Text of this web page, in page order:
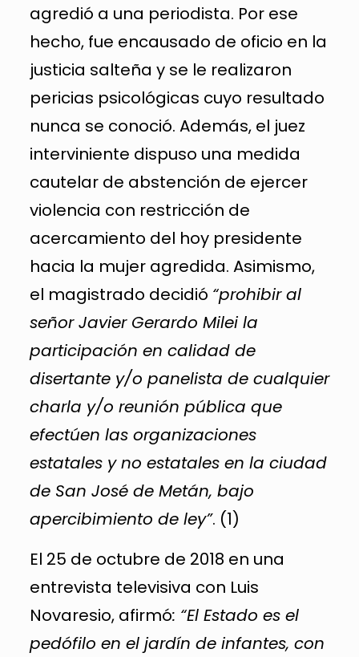
agredió a una periodista. Por ese
hecho, fue encausado de oficio en la
justicia salteña y se le realizaron
pericias psicológicas cuyo resultado
nunca se conoció. Además, el juez
interviniente dispuso una medida
cautelar de abstención de ejercer
violencia con restricción de
acercamiento del hoy presidente
hacia la mujer agredida. Asimismo,
el magistrado decidió “prohibir al
señor Javier Gerardo Milei la
participación en calidad de
disertante y/o panelista de cualquier
charla y/o reunión pública que
efectúen las organizaciones
estatales y no estatales en la ciudad
de San José de Metán, bajo
apercibimiento de ley”. (1)
El 25 de octubre de 2018 en una
entrevista televisiva con Luis
Novaresio, afirmó: “El Estado es el
pedófilo en el jardín de infantes, con